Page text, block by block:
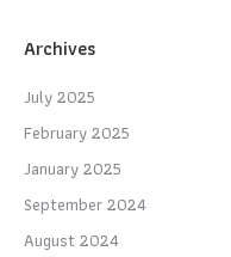
Archives
July 2025
February 2025
January 2025
September 2024
August 2024